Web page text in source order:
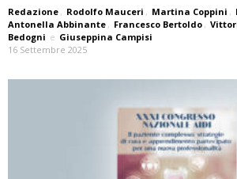
Redazione , Rodolfo Mauceri , Martina Coppini ,
Antonella Abbinante , Francesco Bertoldo ,
Bedogni e Giuseppina Campisi
16 Settembre 2025